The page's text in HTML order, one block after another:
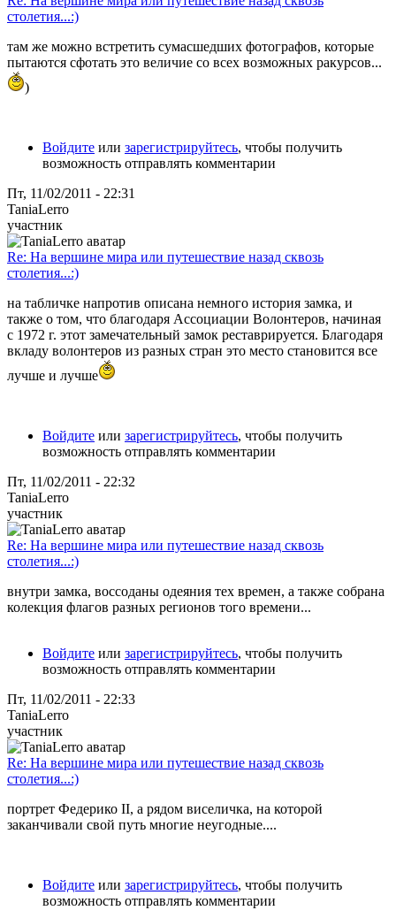
столетия...:)
там же можно встретить сумасшедших фотографов, которые
пытаются сфотать это величие со всех возможных ракурсов...
)
Войдите или зарегистрируйтесь, чтобы получить
возможность отправлять комментарии
Пт, 11/02/2011 - 22:31
TaniaLerro
участник
Re: На вершине мира или путешествие назад сквозь
столетия...:)
на табличке напротив описана немного история замка, и
также о том, что благодаря Ассоциации Волонтеров, начиная
с 1972 г. этот замечательный замок реставрируется. Благодаря
вкладу волонтеров из разных стран это место становится все
лучше и лучше
Войдите или зарегистрируйтесь, чтобы получить
возможность отправлять комментарии
Пт, 11/02/2011 - 22:32
TaniaLerro
участник
Re: На вершине мира или путешествие назад сквозь
столетия...:)
внутри замка, воссоданы одеяния тех времен, а также собрана
колекция флагов разных регионов того времени...
Войдите или зарегистрируйтесь, чтобы получить
возможность отправлять комментарии
Пт, 11/02/2011 - 22:33
TaniaLerro
участник
Re: На вершине мира или путешествие назад сквозь
столетия...:)
портрет Федерико II, а рядом виселичка, на которой
заканчивали свой путь многие неугодные....
Войдите или зарегистрируйтесь, чтобы получить
возможность отправлять комментарии